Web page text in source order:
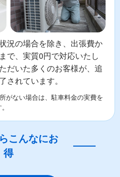
況の場合を除き、出張費か
で、実質0円で対応いたし
だいた多くのお客様が、追
されています。
がない場合は、駐車料金の実費を
こんなにお
得